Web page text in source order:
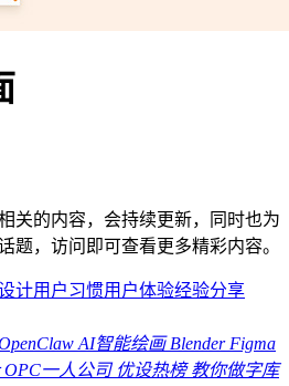
关的内容，会持续更新，同时也为
题，访问即可查看更多精彩内容。
计用户习惯用户体验经验分享
AI智能绘画BlenderFigma
OPC一人公司优设热榜教你做字库